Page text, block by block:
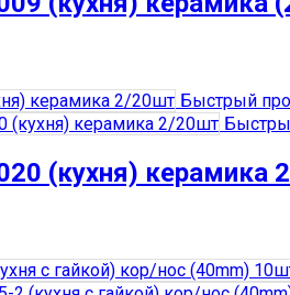
Быстрый
(кухня) керамика